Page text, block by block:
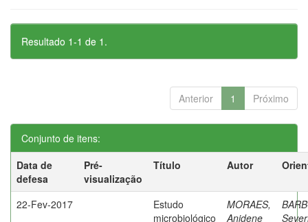
Resultado 1-1 de 1.
Anterior 1 Próximo
Conjunto de itens:
Data de
defesa
Pré-
visualização
Título Autor
22-Fev-2017
Estudo
microbiológico
MORAES,
Anidene